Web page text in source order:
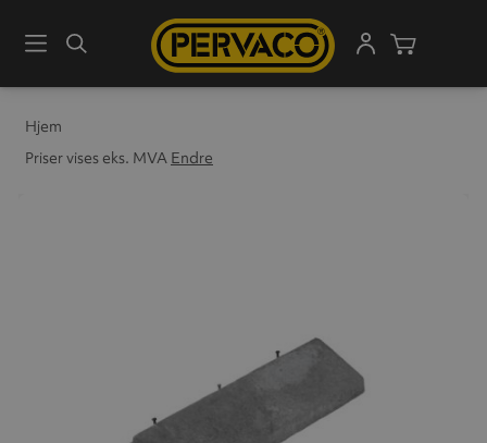
MenySøk
Hjem
Priser vises eks. MVA Endre